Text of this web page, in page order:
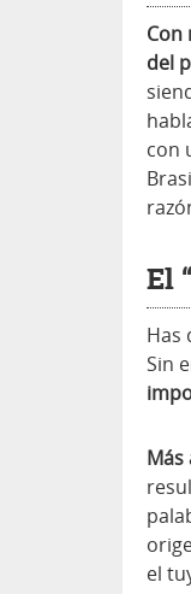
Con
del
con
El
Has
Sin
Más
el